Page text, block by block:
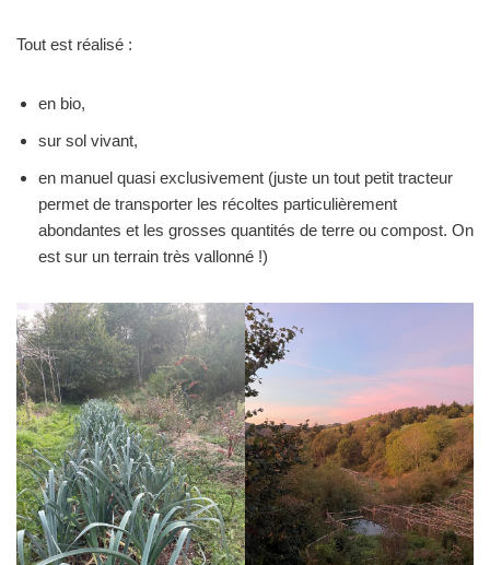
Tout est réalisé :
en bio,
sur sol vivant,
en manuel quasi exclusivement (juste un tout petit tracteur
permet de transporter les récoltes particulièrement
abondantes et les grosses quantités de terre ou compost. On
est sur un terrain très vallonné !)